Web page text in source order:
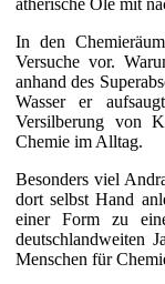
ätherische Öle mit
In den
Versuche vor.
anhand des
Wasser er
Versilberung von
Chemie im Alltag.
Besonders viel
dort selbst Hand
einer Form zu
deutschlandweiten
Menschen für